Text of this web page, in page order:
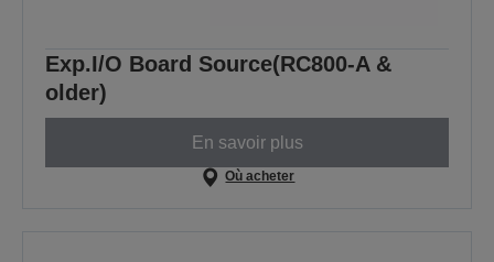
Exp.I/O Board Source(RC800-A &
older)
En savoir plus
Où acheter